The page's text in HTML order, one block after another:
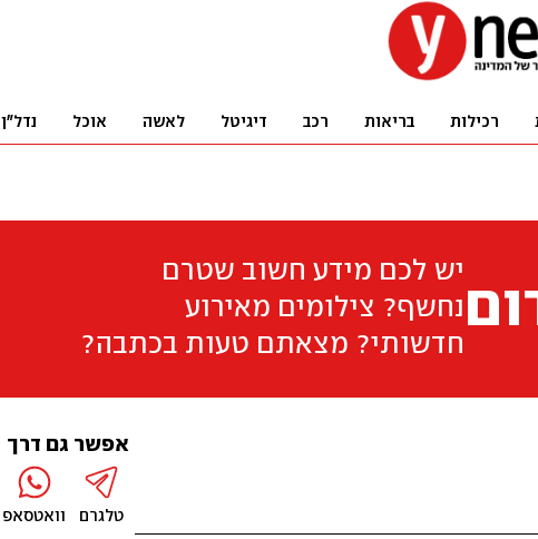
רכילות בריאות רכב דיגיטל לאשה אוכל נדל"ן
יש לכם מידע חשוב שטרם
נחשף? צילומים מאירוע
חדשותי? מצאתם טעות בכתבה?
אפשר גם דרך
טלגרם וואטסאפ